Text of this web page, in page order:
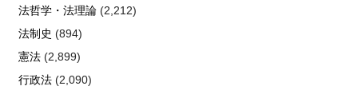
法哲学・法理論(2,212)
法制史 (894)
憲法(2,899)
行政法(2,090)